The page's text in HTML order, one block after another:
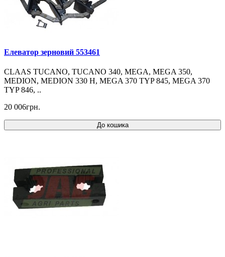
Елеватор зерновий 553461
CLAAS TUCANO, TUCANO 340, MEGA, MEGA 350,
MEDION, MEDION 330 H, MEGA 370 TYP 845, MEGA 370
TYP 846, ..
20 006грн.
До кошика